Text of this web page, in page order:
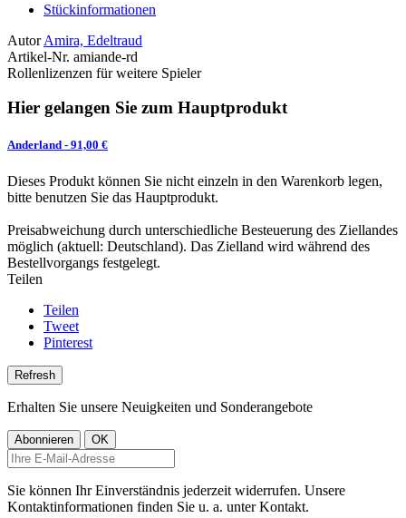
Stückinformationen
Autor Amira, Edeltraud
Artikel-Nr. amiande-rd
Rollenlizenzen für weitere Spieler
Hier gelangen Sie zum Hauptprodukt
Anderland - 91,00 €
Dieses Produkt können Sie nicht einzeln in den Warenkorb legen,
bitte benutzen Sie das Hauptprodukt.
Preisabweichung durch unterschiedliche Besteuerung des Ziellandes
möglich (aktuell: Deutschland). Das Zielland wird während des
Bestellvorgangs festgelegt.
Teilen
Teilen
Tweet
Pinterest
Erhalten Sie unsere Neuigkeiten und Sonderangebote
Sie können Ihr Einverständnis jederzeit widerrufen. Unsere
Kontaktinformationen finden Sie u. a. unter Kontakt.